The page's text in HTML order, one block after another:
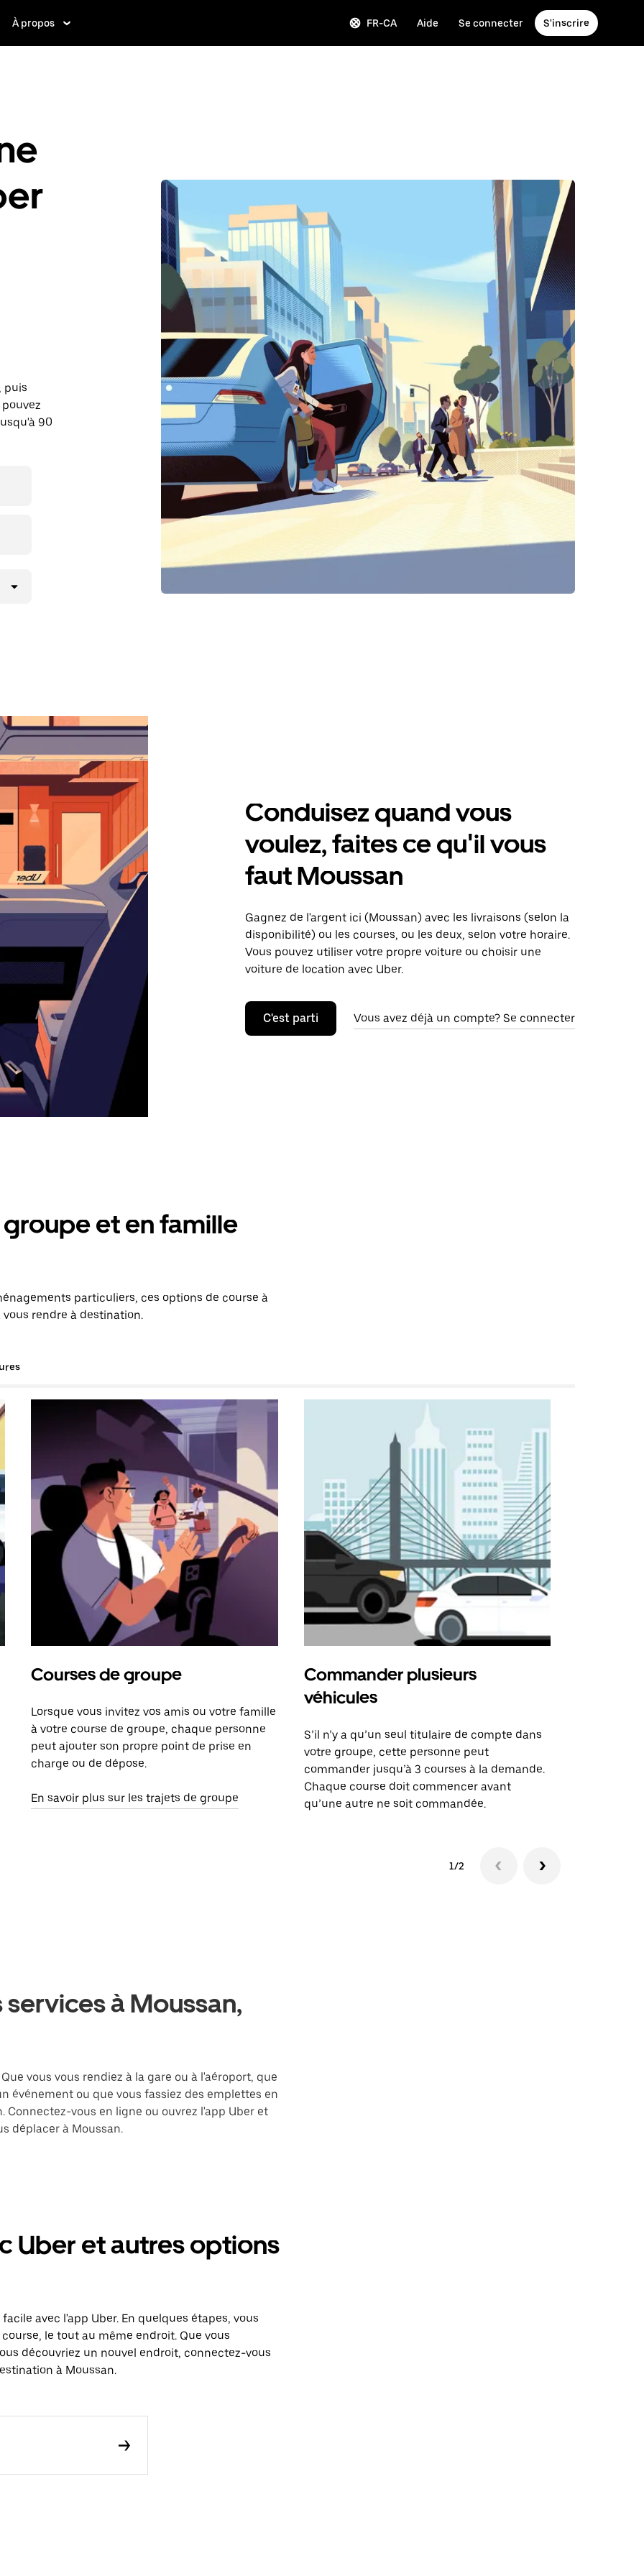
À propos FR-CA Aide Se connecter S'inscrire
puis
90
Conduisez quand vous
voulez, faites ce qu'il vous
faut Moussan
Gagnez de l'argent ici (Moussan) avec les livraisons (selon la
disponibilité) ou les courses, ou les deux, selon votre horaire.
Vous pouvez utiliser votre propre voiture ou choisir une
voiture de location avec Uber.
C'est parti Vous avez déjà un compte? Se connecter
et en famille
particuliers, ces options de course à
rendre à destination.
Courses de groupe
Lorsque vous invitez vos amis ou votre famille
à votre course de groupe, chaque personne
peut ajouter son propre point de prise en
charge ou de dépose.
En savoir plus sur les trajets de groupe
Commander plusieurs
véhicules
S’il n’y a qu’un seul titulaire de compte dans
votre groupe, cette personne peut
commander jusqu’à 3 courses à la demande.
Chaque course doit commencer avant
qu’une autre ne soit commandée.
1/2
à Moussan,
vous vous rendiez à la gare ou à l'aéroport, que
événement ou que vous fassiez des emplettes en
Connectez-vous en ligne ou ouvrez l'app Uber et
déplacer à Moussan.
Uber et autres options
avec l'app Uber. En quelques étapes, vous
le tout au même endroit. Que vous
découvriez un nouvel endroit, connectez-vous
à Moussan.